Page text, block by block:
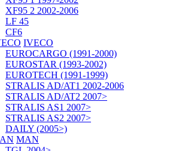
XF95 2 2002-2006
LF 45
CF6
IVECO
EUROCARGO (1991-2000)
EUROSTAR (1993-2002)
EUROTECH (1991-1999)
STRALIS AD/AT1 2002-2006
STRALIS AD/AT2 2007>
STRALIS AS1 2007>
STRALIS AS2 2007>
DAILY (2005>)
MAN